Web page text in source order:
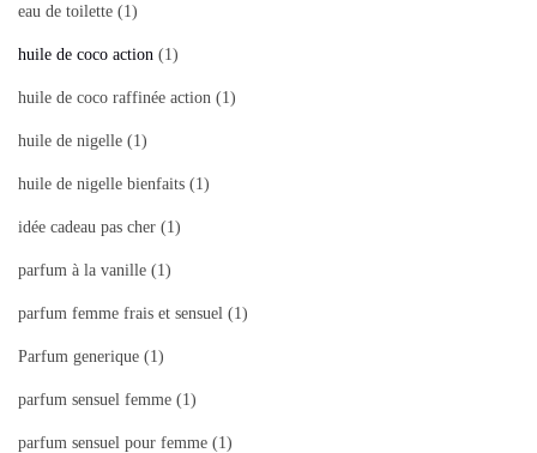
eau de toilette (1)
huile de coco action (1)
huile de coco raffinée action (1)
huile de nigelle (1)
huile de nigelle bienfaits (1)
idée cadeau pas cher (1)
parfum à la vanille (1)
parfum femme frais et sensuel (1)
Parfum generique (1)
parfum sensuel femme (1)
parfum sensuel pour femme (1)